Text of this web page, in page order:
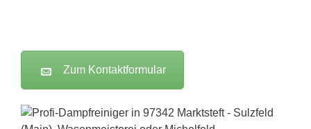
Zum Kontaktformular